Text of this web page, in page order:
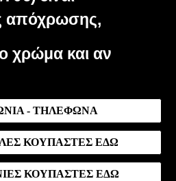
απόχρωσης,
χρώμα και αν
- ΤΗΛΕΦΩΝΑ
ΚΟΥΠΑΣΤΕΣ ΕΔΩ
ΚΟΥΠΑΣΤΕΣ ΕΔΩ